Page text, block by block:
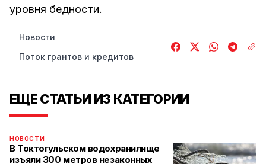
уровня бедности.
Новости
Поток грантов и кредитов
ЕЩЕ СТАТЬИ ИЗ КАТЕГОРИИ
НОВОСТИ
В Токтогульском водохранилище
изъяли 300 метров незаконных